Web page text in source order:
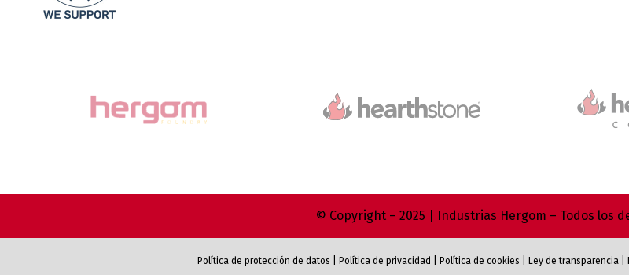
© Copyright – 2025 | Industrias Hergom – Todos los
Política de protección de datos Política de privacidad Política de cookies Ley de transparencia